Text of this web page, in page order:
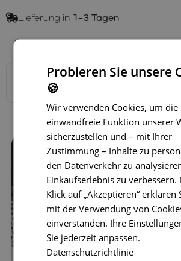
Lieferung in 1–3 Tagen
Verfügbare Varianten
Probieren Sie unsere
🍪
Wir verwenden Cookies, um die
einwandfreie Funktion unserer
sicherzustellen und – mit Ihrer
Zustimmung – Inhalte zu
den Datenverkehr zu
Einkaufserlebnis zu verbessern.
Klick auf „Akzeptieren“ erklären
mit der Verwendung von
einverstanden. Ihre
Sie jederzeit anpassen.
Datenschutzrichtlinie